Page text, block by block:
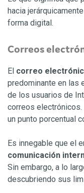
hacia
forma digital.
Correos
El correo
predominante en las
de los usuarios de
correos electrónicos.
un punto porcentual
Es innegable que el
comunicación
Sin embargo, a lo
descubriendo sus